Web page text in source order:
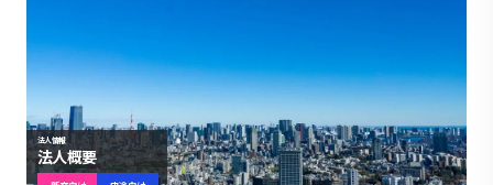
法人情報
法人概要